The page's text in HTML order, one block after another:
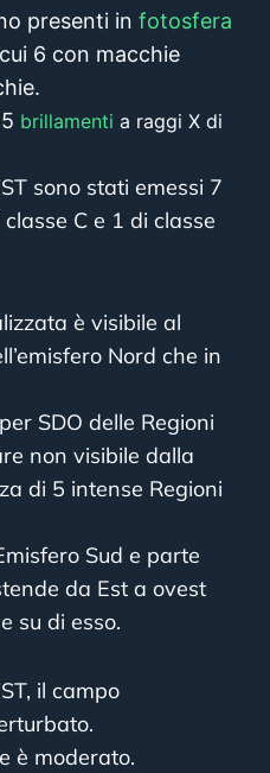
presenti in fotosfera
6 con macchie
brillamenti a raggi X di
sono stati emessi 7
C e 1 di classe
è visibile al
Nord che in
SDO delle Regioni
non visibile dalla
di 5 intense Regioni
Sud e parte
da Est a ovest
su di esso.
il campo
è moderato.